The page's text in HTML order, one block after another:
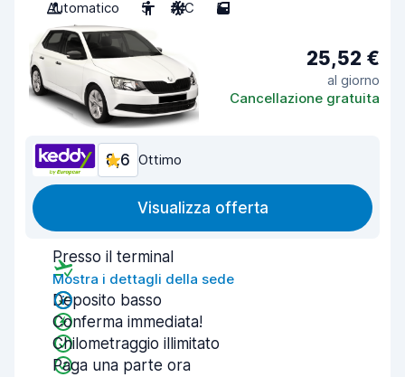
Automatico 5 A/C 5
25,52 €
al giorno
Cancellazione gratuita
8,6 Ottimo
Visualizza offerta
Presso il terminal
Mostra i dettagli della sede
Deposito basso
Conferma immediata!
Chilometraggio illimitato
Paga una parte ora